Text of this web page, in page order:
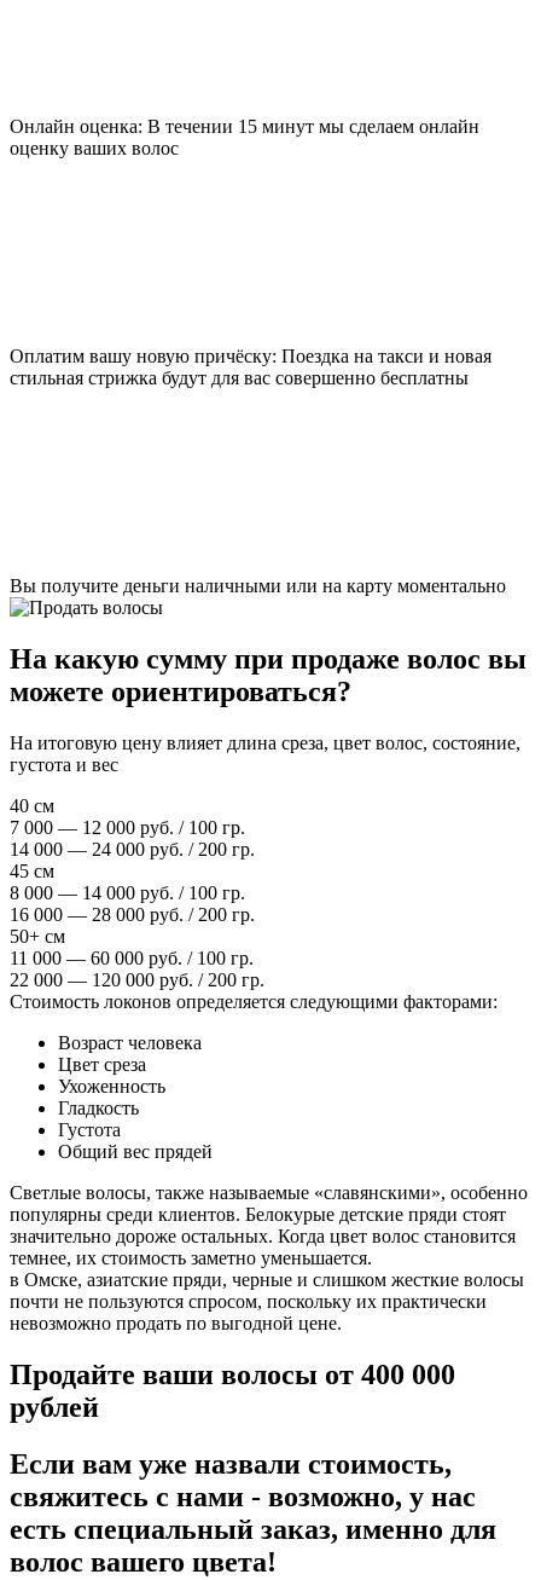
Онлайн оценка: В течении 15 минут мы сделаем онлайн
оценку ваших волос
Оплатим вашу новую причёску: Поездка на такси и новая
стильная стрижка будут для вас совершенно бесплатны
Вы получите деньги наличными или на карту моментально
На какую сумму при продаже волос вы
можете ориентироваться?
На итоговую цену влияет длина среза, цвет волос, состояние,
густота и вес
40 см
7 000 — 12 000 руб. / 100 гр.
14 000 — 24 000 руб. / 200 гр.
45 см
8 000 — 14 000 руб. / 100 гр.
16 000 — 28 000 руб. / 200 гр.
50+ см
11 000 — 60 000 руб. / 100 гр.
22 000 — 120 000 руб. / 200 гр.
Стоимость локонов определяется следующими факторами:
Возраст человека
Цвет среза
Ухоженность
Гладкость
Густота
Общий вес прядей
Светлые волосы, также называемые «славянскими», особенно
популярны среди клиентов. Белокурые детские пряди стоят
значительно дороже остальных. Когда цвет волос становится
темнее, их стоимость заметно уменьшается.
в Омске, азиатские пряди, черные и слишком жесткие волосы
почти не пользуются спросом, поскольку их практически
невозможно продать по выгодной цене.
Продайте ваши волосы от 400 000
рублей
Если вам уже назвали стоимость,
свяжитесь с нами - возможно, у нас
есть специальный заказ, именно для
волос вашего цвета!